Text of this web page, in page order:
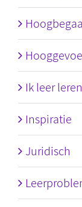
Ik leer
Inspiratie
Juridisch